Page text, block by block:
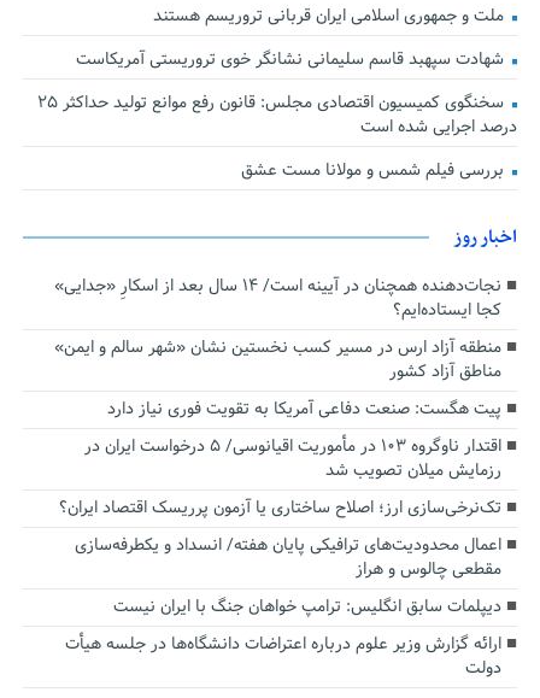
ملت و جمهوری اسلامی ایران قربانی تروریسم هستند
شهادت سپهبد قاسم سلیمانی نشانگر خوی تروریستی آمریکاست
سخنگوی کمیسیون اقتصادی مجلس: قانون رفع موانع تولید حداکثر ۲۵
درصد اجرایی شده است
بررسی فیلم شمس و مولانا مست عشق
اخبار روز
نجات‌دهنده‌ همچنان در آیینه است/ ۱۴ سال بعد از اسکارِ «جدایی»
کجا ایستاده‌ایم؟
منطقه آزاد ارس در مسیر کسب نخستین نشان «شهر سالم و ایمن»
مناطق آزاد کشور
پیت هگست: صنعت دفاعی آمریکا به تقویت فوری نیاز دارد
اقتدار ناوگروه ۱۰۳ در مأموریت‌ اقیانوسی/ ۵ درخواست ایران در
رزمایش میلان تصویب شد
تک‌نرخی‌سازی ارز؛ اصلاح ساختاری یا آزمون پرریسک اقتصاد ایران؟
اعمال محدودیت‌های ترافیکی پایان هفته/ انسداد و یکطرفه‌سازی
مقطعی چالوس و هراز
دیپلمات سابق انگلیس:‌ ترامپ خواهان جنگ با ایران نیست
ارائه گزارش وزیر علوم درباره اعتراضات دانشگاه‌ها در جلسه هیأت
دولت